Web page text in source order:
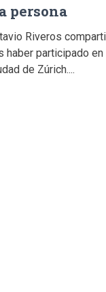
persona
Riveros
haber participado en
de Zúrich....